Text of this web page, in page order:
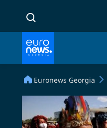
Euronews Georgia